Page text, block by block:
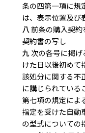
条の四第一項に規
は、表示位置及び
八前条の購入契
契約書の写し
九次の各号に掲
けた日以後初めて
該処分に関する不
に講じられてい
第七項の規定によ
指定を受けた自動
の型式についての